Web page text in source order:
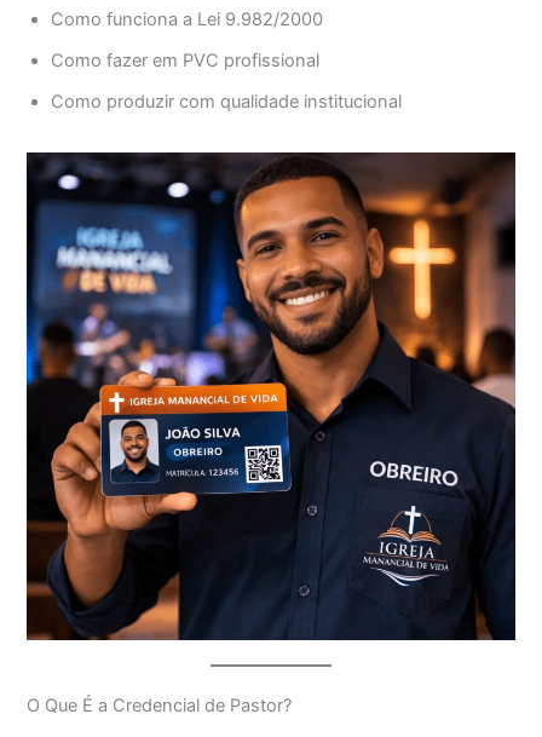
Como funciona a Lei 9.982/2000
Como fazer em PVC profissional
Como produzir com qualidade institucional
O Que É a Credencial de Pastor?